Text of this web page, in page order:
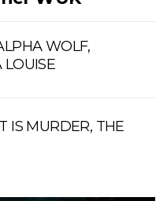
WOLF,
LOUISE
IS MURDER, THE